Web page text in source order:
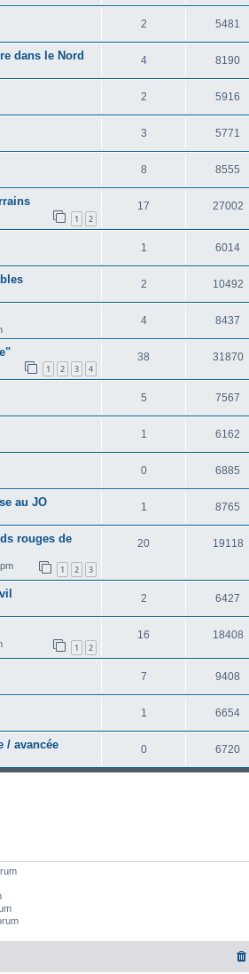
2 5481
dans le Nord 4 8190
2 5916
3 5771
8 8555
1 2
17 27002
1 6014
2 10492
4 8437
1 2 3 4
38 31870
5 7567
1 6162
0 6885
au JO 1 8765
rouges de
1 2 3
20 19118
2 6427
1 2
16 18408
7 9408
1 6654
/ avancée 0 6720